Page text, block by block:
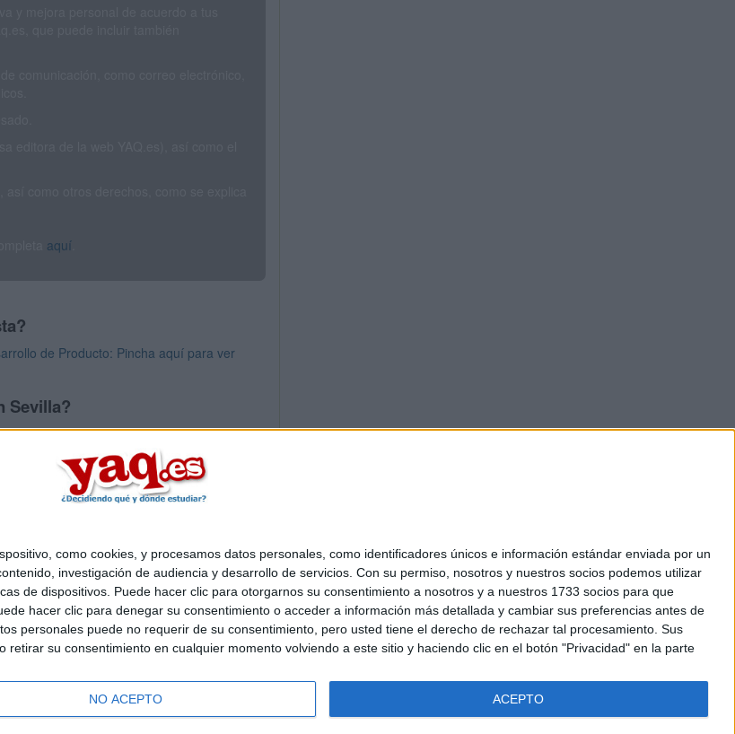
como cookies, y procesamos datos personales, como identificadores únicos e información estándar enviada por un
investigación de audiencia y desarrollo de servicios. Con su permiso, nosotros y nuestros socios podemos utilizar
de dispositivos. Puede hacer clic para otorgarnos su consentimiento a nosotros y a nuestros 1733 socios para que
hacer clic para denegar su consentimiento o acceder a información más detallada y cambiar sus preferencias antes de
personales puede no requerir de su consentimiento, pero usted tiene el derecho de rechazar tal procesamiento. Sus
su consentimiento en cualquier momento volviendo a este sitio y haciendo clic en el botón "Privacidad" en la parte
NO ACEPTO ACEPTO
aquí
de Producto: Pincha aquí para ver
Sevilla?
Sevilla
Quiénes somos|Contactar|Anúnciate
de privacidad|Condiciones generales|Política de cookies
S.L.- Diego de León 47 - 28006 Madrid [ESPAÑA] - Tel. +34 91 593 2767